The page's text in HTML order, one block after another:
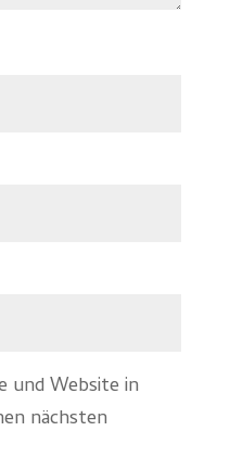
und Website in
nächsten